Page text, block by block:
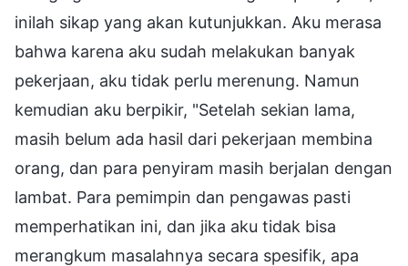
inilah sikap yang akan kutunjukkan. Aku merasa
bahwa karena aku sudah melakukan banyak
pekerjaan, aku tidak perlu merenung. Namun
kemudian aku berpikir, "Setelah sekian lama,
masih belum ada hasil dari pekerjaan membina
orang, dan para penyiram masih berjalan dengan
lambat. Para pemimpin dan pengawas pasti
memperhatikan ini, dan jika aku tidak bisa
merangkum masalahnya secara spesifik, apa